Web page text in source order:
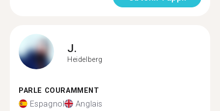
J.
Heidelberg
PARLE COURAMMENT
Espagnol Anglais